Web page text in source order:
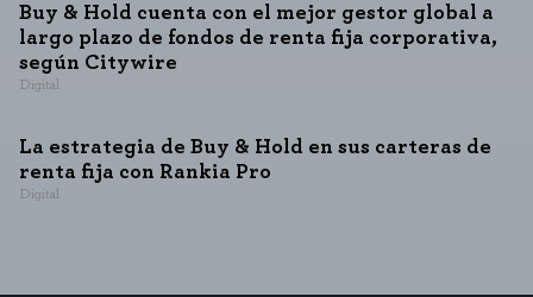
Buy & Hold cuenta con el mejor gestor global a
largo plazo de fondos de renta fija corporativa,
según Citywire
Digital
La estrategia de Buy & Hold en sus carteras de
renta fija con Rankia Pro
Digital